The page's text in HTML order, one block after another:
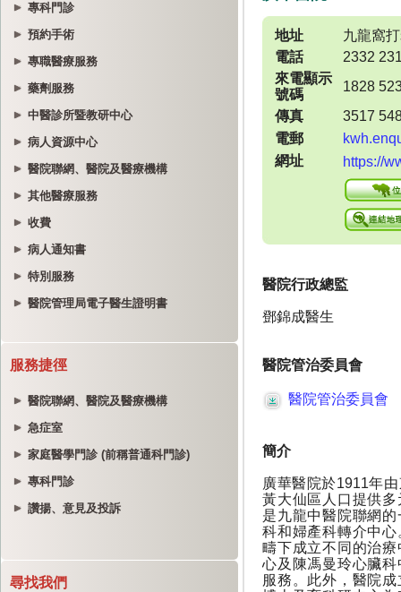
專科門診
預約手術
專職醫療服務
藥劑服務
中醫診所暨教研中心
病人資源中心
醫院聯網、醫院及醫療機構
其他醫療服務
收費
病人通知書
特別服務
醫院管理局電子醫生證明書
服務捷徑
醫院聯網、醫院及醫療機構
急症室
家庭醫學門診 (前稱普通科門診)
專科門診
讚揚、意見及投訴
尋找我們